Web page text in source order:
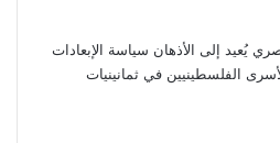
يُعيد إلى الأذهان سياسة الإبعادات
الفلسطينيين في ثمانينيات